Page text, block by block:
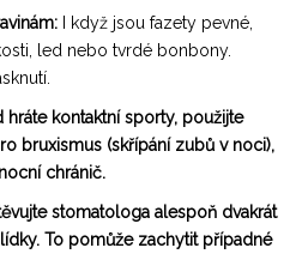
I když jsou fazety pevné,
led nebo tvrdé bonbony.
hráte kontaktní sporty, použijte
bruxismus (skřípání zubů v noci),
chránič.
stomatologa alespoň dvakrát
To pomůže zachytit případné